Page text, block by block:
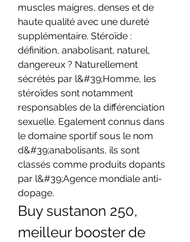
muscles maigres, denses et de
haute qualité avec une dureté
supplémentaire. Stéroïde :
définition, anabolisant, naturel,
dangereux ? Naturellement
sécrétés par l&#39;Homme, les
stéroïdes sont notamment
responsables de la différenciation
sexuelle. Egalement connus dans
le domaine sportif sous le nom
d&#39;anabolisants, ils sont
classés comme produits dopants
par l&#39;Agence mondiale anti-
dopage.
Buy sustanon 250,
meilleur booster de